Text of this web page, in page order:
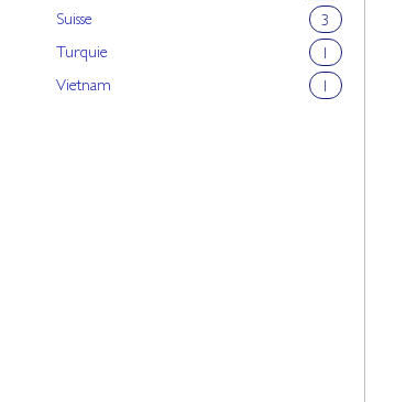
Suisse
3
Turquie
1
Vietnam
1